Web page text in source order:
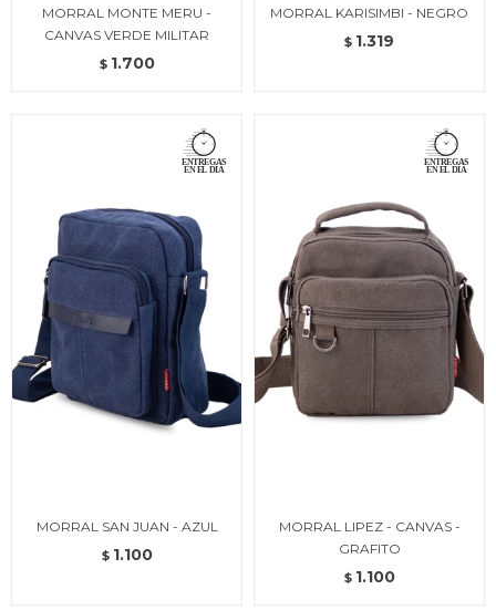
MORRAL MONTE MERU -
CANVAS VERDE MILITAR
$ 1.700
MORRAL KARISIMBI - NEGRO
$ 1.319
MORRAL SAN JUAN - AZUL
$ 1.100
MORRAL LIPEZ - CANVAS -
GRAFITO
$ 1.100